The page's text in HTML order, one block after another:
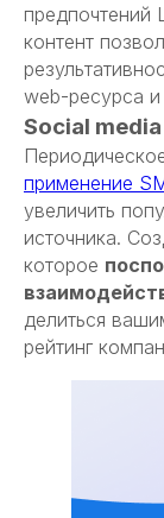
предпочтений
контент
web-ресурса и
Social media
применение
увеличить
источника.
которое
делиться
рейтинг